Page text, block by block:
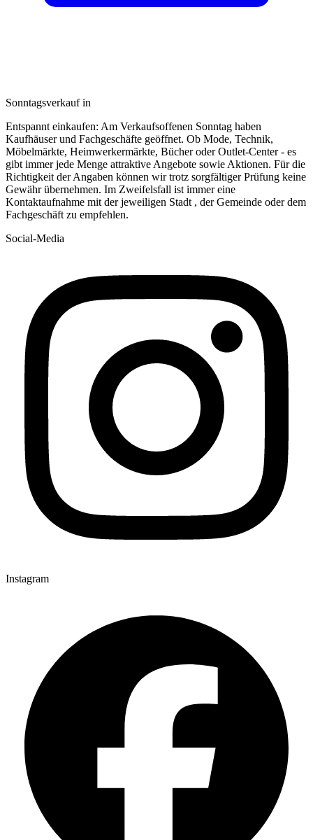
Sonntagsverkauf in
Entspannt einkaufen: Am Verkaufsoffenen Sonntag haben
Kaufhäuser und Fachgeschäfte geöffnet. Ob Mode, Technik,
Möbelmärkte, Heimwerkermärkte, Bücher oder Outlet-Center - es
gibt immer jede Menge attraktive Angebote sowie Aktionen. Für die
Richtigkeit der Angaben können wir trotz sorgfältiger Prüfung keine
Gewähr übernehmen. Im Zweifelsfall ist immer eine
Kontaktaufnahme mit der jeweiligen Stadt , der Gemeinde oder dem
Fachgeschäft zu empfehlen.
Social-Media
Instagram